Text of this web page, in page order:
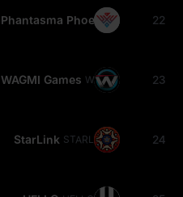
22
Phantasma Phoenix SOUL
23
WAGMI Games WAGMIGAMES
24
StarLink STARL